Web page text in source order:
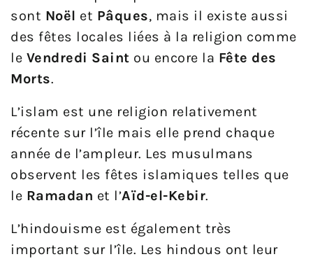
sont Noël et Pâques, mais il existe aussi
des fêtes locales liées à la religion comme
le Vendredi Saint ou encore la Fête des
Morts.
L’islam est une religion relativement
récente sur l’île mais elle prend chaque
année de l’ampleur. Les musulmans
observent les fêtes islamiques telles que
le Ramadan et l’Aïd-el-Kebir.
L’hindouisme est également très
important sur l’île. Les hindous ont leur